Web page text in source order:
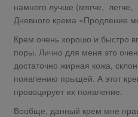
намного лучше (мягче, легче,
Дневного крема «Продление
Крем очень хорошо и быстро
поры. Лично для меня это
достаточно жирная кожа,
появлению прыщей. А этот
провоцирует их появление.
Вообще, данный крем мне